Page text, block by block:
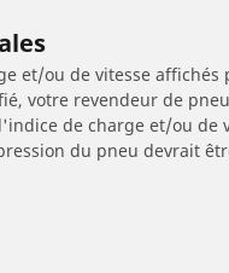
et/ou de vitesse
votre revendeur de
de charge et/ou
du pneu devrait